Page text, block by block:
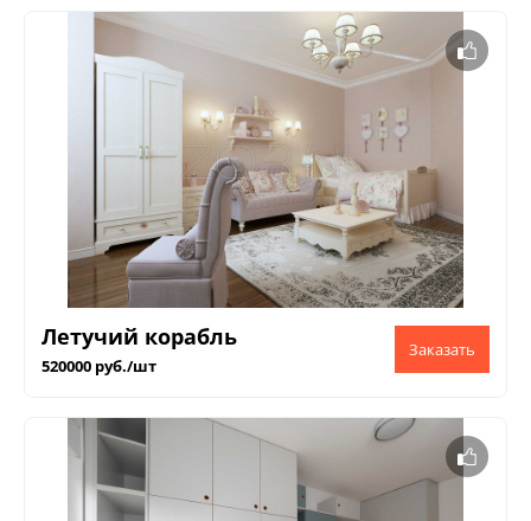
Летучий корабль
520000 руб./шт